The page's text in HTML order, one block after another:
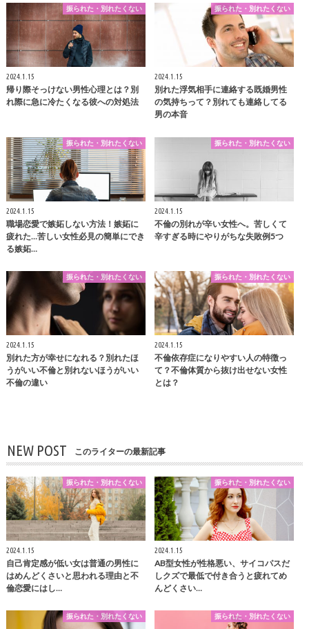
振られた・別れたくない
2024.1.15
帰り際そっけない男性心理とは？別
れ際に急に冷たくなる彼への対処法
振られた・別れたくない
2024.1.15
別れた浮気相手に連絡する既婚男性
の気持ちって？別れても連絡してる
男の本音
振られた・別れたくない
2024.1.15
職場恋愛で嫉妬しない方法！嫉妬に
疲れた…苦しい女性必見の簡単にでき
る嫉妬…
振られた・別れたくない
2024.1.15
不倫の別れが辛い女性へ。苦しくて
辛すぎる時にやりがちな失敗例5つ
振られた・別れたくない
2024.1.15
別れた方が幸せになれる？別れたほ
うがいい不倫と別れないほうがいい
不倫の違い
振られた・別れたくない
2024.1.15
不倫依存症になりやすい人の特徴っ
て？不倫体質から抜け出せない女性
とは？
NEW POST このライターの最新記事
振られた・別れたくない
2024.1.15
自己肯定感が低い女は普通の男性に
はめんどくさいと思われる理由と不
倫恋愛にはし…
振られた・別れたくない
2024.1.15
AB型女性が性格悪い、サイコパスだ
しクズで最低で付き合うと疲れてめ
んどくさい…
振られた・別れたくない 振られた・別れたくない